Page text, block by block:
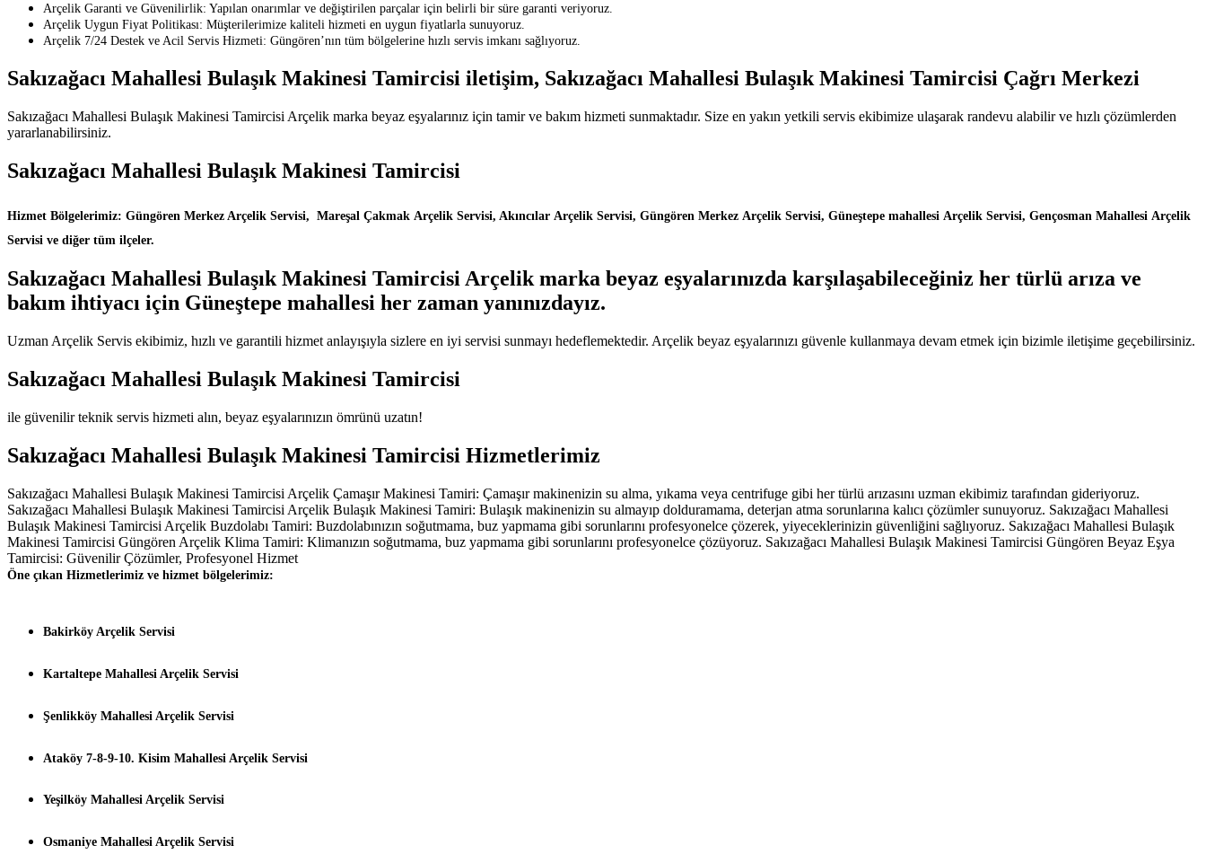
Arçelik Garanti ve Güvenilirlik: Yapılan onarımlar ve değiştirilen parçalar için belirli bir süre garanti veriyoruz.
Arçelik Uygun Fiyat Politikası: Müşterilerimize kaliteli hizmeti en uygun fiyatlarla sunuyoruz.
Arçelik 7/24 Destek ve Acil Servis Hizmeti: Güngören’nın tüm bölgelerine hızlı servis imkanı sağlıyoruz.
Sakızağacı Mahallesi Bulaşık Makinesi Tamircisi iletişim, Sakızağacı Mahallesi Bulaşık Makinesi Tamircisi Çağrı Merkezi
Sakızağacı Mahallesi Bulaşık Makinesi Tamircisi Arçelik marka beyaz eşyalarınız için tamir ve bakım hizmeti sunmaktadır. Size en yakın yetkili servis ekibimize ulaşarak randevu alabilir ve hızlı çözümlerden
yararlanabilirsiniz.
Sakızağacı Mahallesi Bulaşık Makinesi Tamircisi
Hizmet Bölgelerimiz: Güngören Merkez Arçelik Servisi, Mareşal Çakmak Arçelik Servisi, Akıncılar Arçelik Servisi, Güngören Merkez Arçelik Servisi, Güneştepe mahallesi Arçelik Servisi, Gençosman Mahallesi Arçelik
Servisi ve diğer tüm ilçeler.
Sakızağacı Mahallesi Bulaşık Makinesi Tamircisi Arçelik marka beyaz eşyalarınızda karşılaşabileceğiniz her türlü arıza ve
bakım ihtiyacı için Güneştepe mahallesi her zaman yanınızdayız.
Uzman Arçelik Servis ekibimiz, hızlı ve garantili hizmet anlayışıyla sizlere en iyi servisi sunmayı hedeflemektedir. Arçelik beyaz eşyalarınızı güvenle kullanmaya devam etmek için bizimle iletişime geçebilirsiniz.
Sakızağacı Mahallesi Bulaşık Makinesi Tamircisi
ile güvenilir teknik servis hizmeti alın, beyaz eşyalarınızın ömrünü uzatın!
Sakızağacı Mahallesi Bulaşık Makinesi Tamircisi Hizmetlerimiz
Sakızağacı Mahallesi Bulaşık Makinesi Tamircisi Arçelik Çamaşır Makinesi Tamiri: Çamaşır makinenizin su alma, yıkama veya centrifuge gibi her türlü arızasını uzman ekibimiz tarafından gideriyoruz.
Sakızağacı Mahallesi Bulaşık Makinesi Tamircisi Arçelik Bulaşık Makinesi Tamiri: Bulaşık makinenizin su almayıp dolduramama, deterjan atma sorunlarına kalıcı çözümler sunuyoruz. Sakızağacı Mahallesi
Bulaşık Makinesi Tamircisi Arçelik Buzdolabı Tamiri: Buzdolabınızın soğutmama, buz yapmama gibi sorunlarını profesyonelce çözerek, yiyeceklerinizin güvenliğini sağlıyoruz. Sakızağacı Mahallesi Bulaşık
Makinesi Tamircisi Güngören Arçelik Klima Tamiri: Klimanızın soğutmama, buz yapmama gibi sorunlarını profesyonelce çözüyoruz. Sakızağacı Mahallesi Bulaşık Makinesi Tamircisi Güngören Beyaz Eşya
Tamircisi: Güvenilir Çözümler, Profesyonel Hizmet
Öne çıkan Hizmetlerimiz ve hizmet bölgelerimiz:
Bakirköy Arçelik Servisi
Kartaltepe Mahallesi Arçelik Servisi
Şenlikköy Mahallesi Arçelik Servisi
Ataköy 7-8-9-10. Kisim Mahallesi Arçelik Servisi
Yeşilköy Mahallesi Arçelik Servisi
Osmaniye Mahallesi Arçelik Servisi